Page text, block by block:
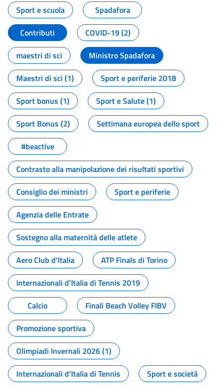
Sport e scuola
Spadafora
Contributi
COVID-19 (2)
maestri di sci
Ministro Spadafora
Maestri di sci (1)
Sport e periferie 2018
Sport bonus (1)
Sport e Salute (1)
Sport Bonus (2)
Settimana europea dello sport
#beactive
Contrasto alla manipolazione dei risultati sportivi
Consiglio dei ministri
Sport e periferie
Agenzia delle Entrate
Sostegno alla maternità delle atlete
Aero Club d'Italia
ATP Finals di Torino
Internazionali d'Italia di Tennis 2019
Calcio
Finali Beach Volley FIBV
Promozione sportiva
Olimpiadi Invernali 2026 (1)
Internazionali d'Italia di Tennis
Sport e società